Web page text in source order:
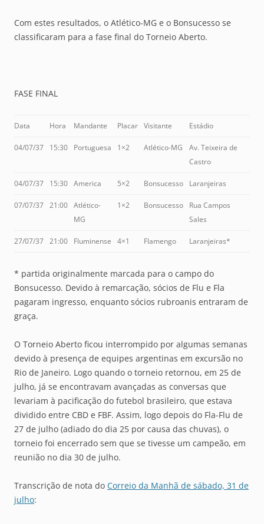
Com estes resultados, o Atlético-MG e o Bonsucesso se
classificaram para a fase final do Torneio Aberto.
FASE FINAL
Data Hora Mandante Placar Visitante Estádio
04/07/37 15:30 Portuguesa 1×2 Atlético-MG
Av. Teixeira de
Castro
04/07/37 15:30 America 5×2 Bonsucesso Laranjeiras
07/07/37 21:00 Atlético-
MG
1×2 Bonsucesso
Rua Campos
Sales
27/07/37 21:00 Fluminense 4×1 Flamengo Laranjeiras*
* partida originalmente marcada para o campo do
Bonsucesso. Devido à remarcação, sócios de Flu e Fla
pagaram ingresso, enquanto sócios rubroanis entraram de
graça.
O Torneio Aberto ficou interrompido por algumas semanas
devido à presença de equipes argentinas em excursão no
Rio de Janeiro. Logo quando o torneio retornou, em 25 de
julho, já se encontravam avançadas as conversas que
levariam à pacificação do futebol brasileiro, que estava
dividido entre CBD e FBF. Assim, logo depois do Fla-Flu de
27 de julho (adiado do dia 25 por causa das chuvas), o
torneio foi encerrado sem que se tivesse um campeão, em
reunião no dia 30 de julho.
Transcrição de nota do Correio da Manhã de sábado, 31 de
julho: